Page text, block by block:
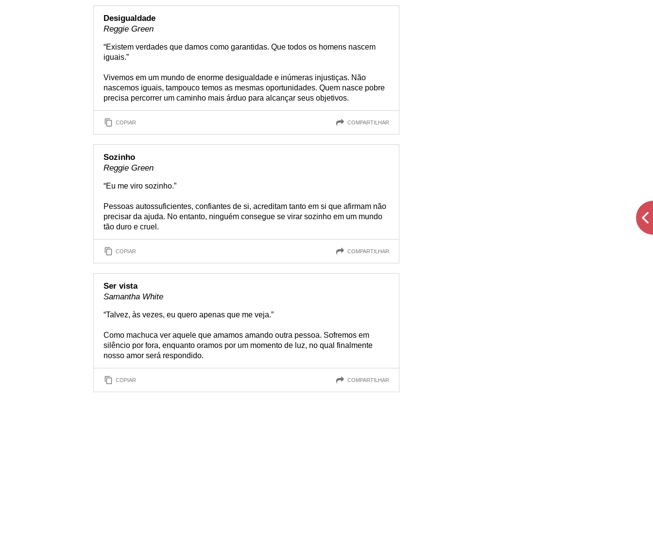
Desigualdade
Reggie Green
“Existem verdades que damos como garantidas. Que todos os homens nascem
iguais.”
Vivemos em um mundo de enorme desigualdade e inúmeras injustiças. Não
nascemos iguais, tampouco temos as mesmas oportunidades. Quem nasce pobre
precisa percorrer um caminho mais árduo para alcançar seus objetivos.
COPIAR COMPARTILHAR
Sozinho
Reggie Green
“Eu me viro sozinho.”
Pessoas autossuficientes, confiantes de si, acreditam tanto em si que afirmam não
precisar da ajuda. No entanto, ninguém consegue se virar sozinho em um mundo
tão duro e cruel.
COPIAR COMPARTILHAR
Ser vista
Samantha White
“Talvez, às vezes, eu quero apenas que me veja.”
Como machuca ver aquele que amamos amando outra pessoa. Sofremos em
silêncio por fora, enquanto oramos por um momento de luz, no qual finalmente
nosso amor será respondido.
COPIAR COMPARTILHAR